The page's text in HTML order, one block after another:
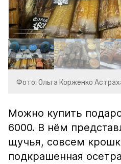
Фото: Ольга Корженко
Можно купить
6000. В нём
щучья, совсем
подкрашенная